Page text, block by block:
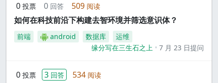
0 投票 0 回答 509 阅读
如何在科技前沿下构建去智环境并筛选意识体？
前端 android 数据库
运维
缘分写在三生石之上
7 月 23 日提问
0 投票 3 回答 534 阅读